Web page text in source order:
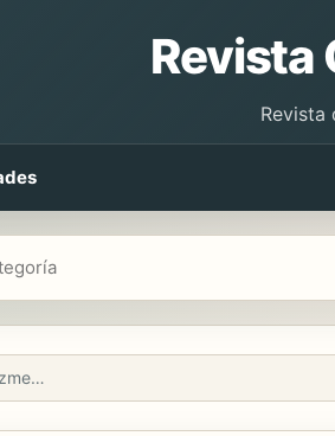
Revista
Revista
El hombre que llovizna tenazmente